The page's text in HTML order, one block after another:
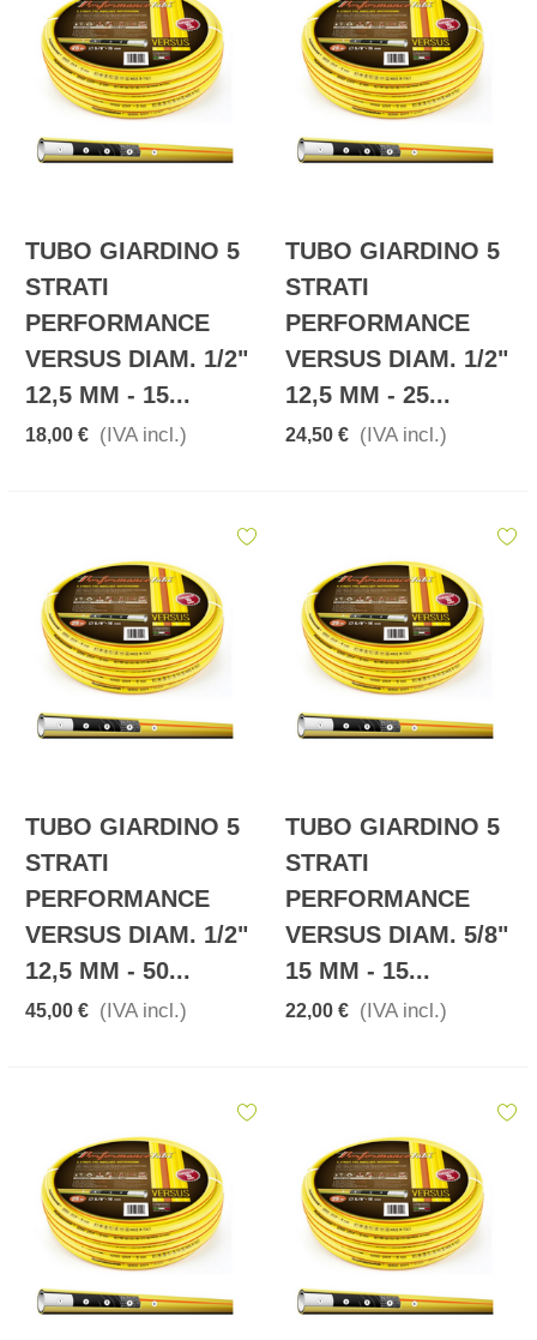
TUBO GIARDINO 5
STRATI
PERFORMANCE
VERSUS DIAM. 1/2"
12,5 MM - 15...
18,00 € (IVA incl.)
TUBO GIARDINO 5
STRATI
PERFORMANCE
VERSUS DIAM. 1/2"
12,5 MM - 25...
24,50 € (IVA incl.)
TUBO GIARDINO 5
STRATI
PERFORMANCE
VERSUS DIAM. 1/2"
12,5 MM - 50...
45,00 € (IVA incl.)
TUBO GIARDINO 5
STRATI
PERFORMANCE
VERSUS DIAM. 5/8"
15 MM - 15...
22,00 € (IVA incl.)